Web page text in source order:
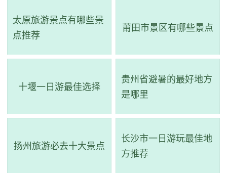
2、千童祠
地址：河北省沧州市盐山县南街村东南方向
千童祠和千童镇记载着秦代方士率童男童女、百工巧匠
成功东渡及对日本列岛的影响。千童镇在商、周、战国时期
称“饶安邑”，因此《史记·赵世家》中提到秦始皇六年(公元前
太原旅游景点有哪些景
点推荐
莆田市景区有哪些景点
十堰一日游最佳选择
贵州省避暑的最好地方
是哪里
扬州旅游必去十大景点
长沙市一日游玩最佳地
方推荐